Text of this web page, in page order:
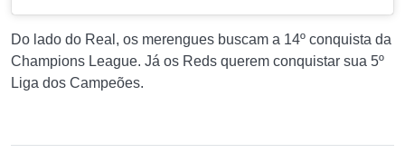
Do lado do Real, os merengues buscam a 14º conquista da
Champions League. Já os Reds querem conquistar sua 5º
Liga dos Campeões.